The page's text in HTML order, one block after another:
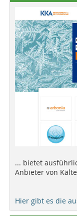
... bietet
Anbieter von
Hier gibt es die